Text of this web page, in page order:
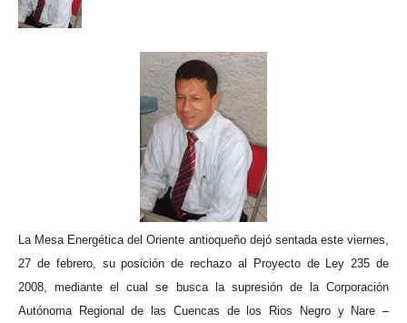
La Mesa Energética del Oriente antioqueño dejó sentada este viernes,
27 de febrero, su posición de rechazo al Proyecto de Ley 235 de
2008, mediante el cual se busca la supresión de la Corporación
Autónoma Regional de las Cuencas de los Rios Negro y Nare –